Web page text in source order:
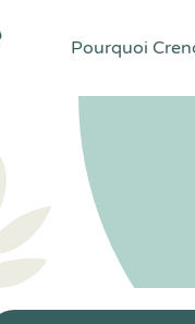
Pourquoi